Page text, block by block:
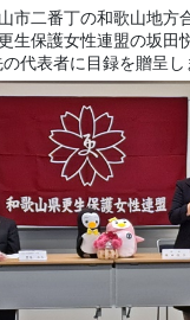
市二番丁の和歌山地方
生保護女性連盟の坂田
代表者に目録を贈呈し